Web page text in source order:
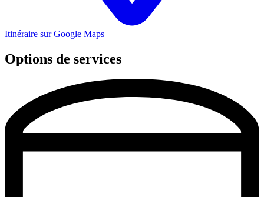
Itinéraire sur Google Maps
Options de services